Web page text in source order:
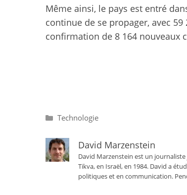
Même ainsi, le pays est entré
continue de se propager, avec
confirmation de 8 164 nouveaux
Catégories
Technologie
David Marzenstein
David Marzenstein est un
Tikva, en Israël, en 1984. David a
politiques et en communication.